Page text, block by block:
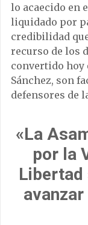
lo acaecido en
liquidado por
credibilidad
recurso de los
convertido hoy
Sánchez, son
defensores de
«La
por la
Libertad